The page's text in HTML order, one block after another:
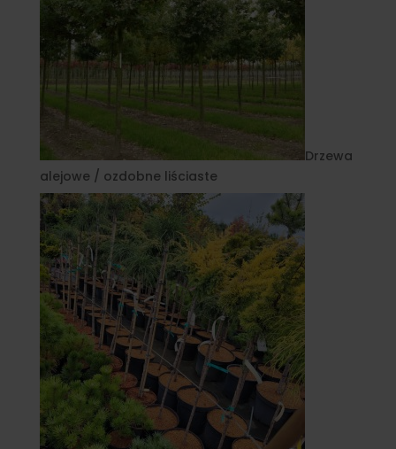
Drzewa
alejowe / ozdobne liściaste